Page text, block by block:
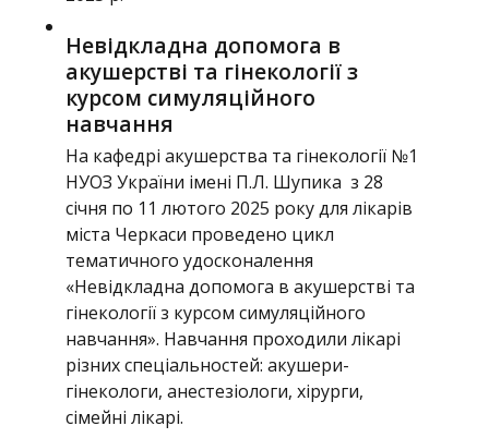
Невідкладна допомога в
акушерстві та гінекології з
курсом симуляційного
навчання
На кафедрі акушерства та гінекології №1
НУОЗ України імені П.Л. Шупика з 28
січня по 11 лютого 2025 року для лікарів
міста Черкаси проведено цикл
тематичного удосконалення
«Невідкладна допомога в акушерстві та
гінекології з курсом симуляційного
навчання». Навчання проходили лікарі
різних спеціальностей: акушери-
гінекологи, анестезіологи, хірурги,
сімейні лікарі.